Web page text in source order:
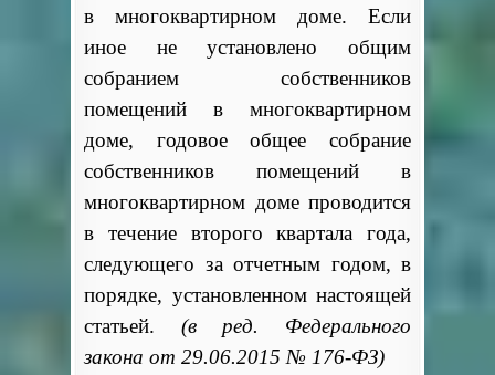
в многоквартирном доме. Если
иное не установлено общим
собранием собственников
помещений в многоквартирном
доме, годовое общее собрание
собственников помещений в
многоквартирном доме проводится
в течение второго квартала года,
следующего за отчетным годом, в
порядке, установленном настоящей
статьей. (в ред. Федерального
закона от 29.06.2015 № 176-ФЗ)